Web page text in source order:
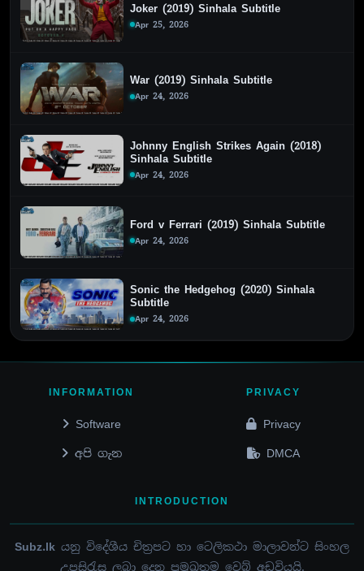
Joker (2019) Sinhala Subtitle
Apr 25, 2026
War (2019) Sinhala Subtitle
Apr 24, 2026
Johnny English Strikes Again (2018)
Sinhala Subtitle
Apr 24, 2026
Ford v Ferrari (2019) Sinhala Subtitle
Apr 24, 2026
Sonic the Hedgehog (2020) Sinhala
Subtitle
Apr 24, 2026
INFORMATION
Software
අපි ගැන
PRIVACY
Privacy
DMCA
INTRODUCTION
Subz.lk යනු විදේශීය චිත්‍රපට හා ටෙලිකථා මාලාවන්ට සිංහල
උපසිරැස ලබා දෙන ප්‍රමුඛතම වෙබ් අඩවියයි.